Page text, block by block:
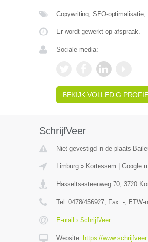
Copywriting, SEO-optimalisatie,
Er wordt gewerkt op afspraak.
Sociale media:
BEKIJK VOLLEDIG
SchrijfVeer
Niet gevestigd in de plaats
Limburg» Kortessem Google
Hasseltsesteenweg 70, 3720
Tel: 0478/456927, Fax: -, BTW-
E-mail › SchrijfVeer
Website: https://